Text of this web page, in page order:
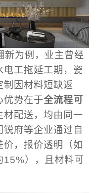
新为例，业主曾经
电工拖延工期，瓷
因材料短缺返
优势在于全流程可
配送，均由同一
府等企业通过自
，报价透明（如
），且材料可